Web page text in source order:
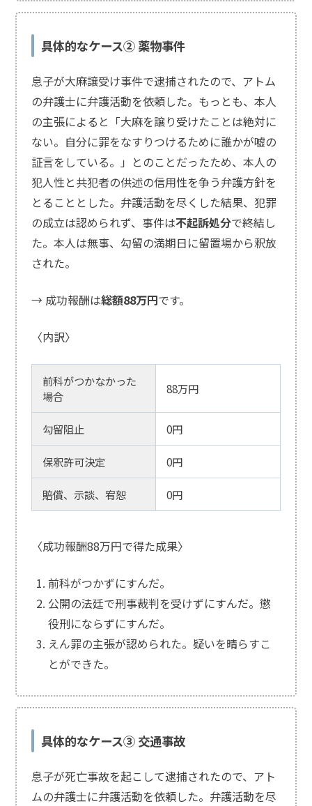
具体的なケース② 薬物事件
息子が大麻譲受け事件で逮捕されたので、アトム
の弁護士に弁護活動を依頼した。もっとも、本人
の主張によると「大麻を譲り受けたことは絶対に
ない。自分に罪をなすりつけるために誰かが嘘の
証言をしている。」とのことだったため、本人の
犯人性と共犯者の供述の信用性を争う弁護方針を
とることとした。弁護活動を尽くした結果、犯罪
の成立は認められず、事件は不起訴処分で終結し
た。本人は無事、勾留の満期日に留置場から釈放
された。
→ 成功報酬は総額88万円です。
〈内訳〉
前科がつかなかった
場合
88万円
勾留阻止 0円
保釈許可決定 0円
賠償、示談、宥恕 0円
〈成功報酬88万円で得た成果〉
前科がつかずにすんだ。
公開の法廷で刑事裁判を受けずにすんだ。懲
役刑にならずにすんだ。
えん罪の主張が認められた。疑いを晴らすこ
とができた。
具体的なケース③ 交通事故
息子が死亡事故を起こして逮捕されたので、アト
ムの弁護士に弁護活動を依頼した。弁護活動を尽